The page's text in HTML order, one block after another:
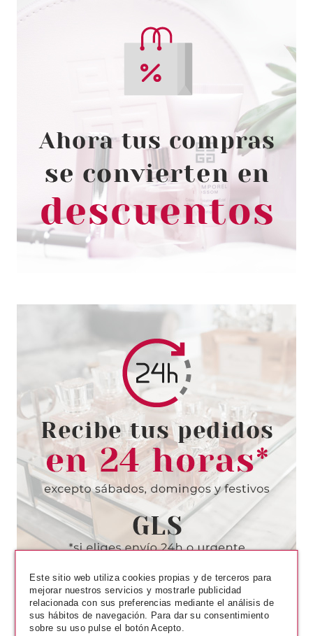
ESSENCE
ESSENCE BRONCEADOR
LIQUIDO BABY GOT BRONZE 20
SUNKISSEDF SWEETY 10 ML
Pvr 4.19€
-19%
desde
3.40€
ESSENCE
ESSENCE BABY GOT BLUSH
COLORETE LIQUIDO 30
Pvr 4.19€
-12%
desde
3.70€
Este sitio web utiliza cookies propias y de terceros para
mejorar nuestros servicios y mostrarle publicidad
relacionada con sus preferencias mediante el análisis de
sus hábitos de navegación. Para dar su consentimiento
sobre su uso pulse el botón Acepto.